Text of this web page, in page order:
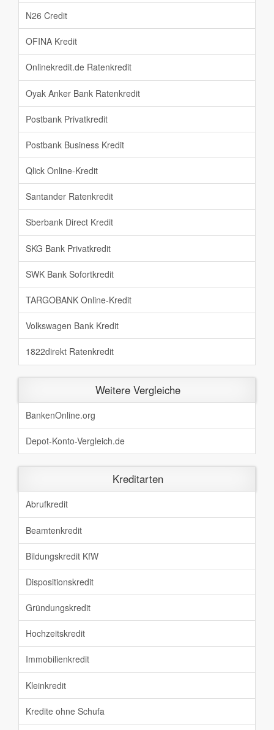
N26 Credit
OFINA Kredit
Onlinekredit.de Ratenkredit
Oyak Anker Bank Ratenkredit
Postbank Privatkredit
Postbank Business Kredit
Qlick Online-Kredit
Santander Ratenkredit
Sberbank Direct Kredit
SKG Bank Privatkredit
SWK Bank Sofortkredit
TARGOBANK Online-Kredit
Volkswagen Bank Kredit
1822direkt Ratenkredit
Weitere Vergleiche
BankenOnline.org
Depot-Konto-Vergleich.de
Kreditarten
Abrufkredit
Beamtenkredit
Bildungskredit KfW
Dispositionskredit
Gründungskredit
Hochzeitskredit
Immobilienkredit
Kleinkredit
Kredite ohne Schufa